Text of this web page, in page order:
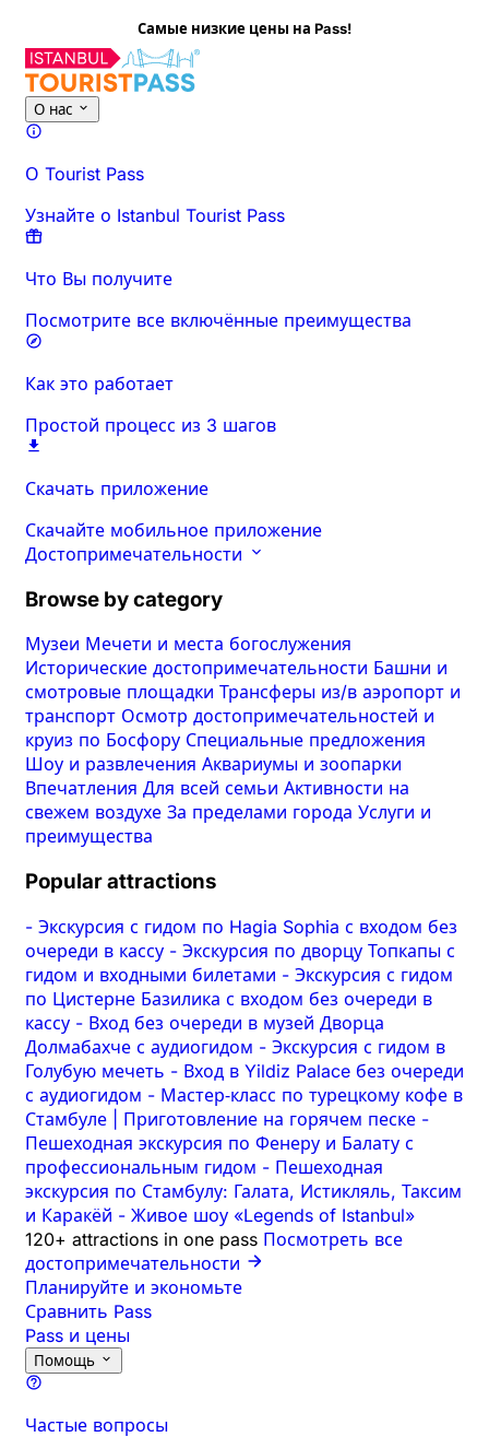
Самые низкие цены на Pass!
О нас
О Tourist Pass
Узнайте о Istanbul Tourist Pass
Что Вы получите
Посмотрите все включённые преимущества
Как это работает
Простой процесс из 3 шагов
Скачать приложение
Скачайте мобильное приложение
Достопримечательности
Browse by category
Музеи Мечети и места богослужения
Исторические достопримечательности Башни и
смотровые площадки Трансферы из/в аэропорт и
транспорт Осмотр достопримечательностей и
круиз по Босфору Специальные предложения
Шоу и развлечения Аквариумы и зоопарки
Впечатления Для всей семьи Активности на
свежем воздухе За пределами города Услуги и
преимущества
Popular attractions
- Экскурсия с гидом по Hagia Sophia с входом без
очереди в кассу - Экскурсия по дворцу Топкапы с
гидом и входными билетами - Экскурсия с гидом
по Цистерне Базилика с входом без очереди в
кассу - Вход без очереди в музей Дворца
Долмабахче с аудиогидом - Экскурсия с гидом в
Голубую мечеть - Вход в Yildiz Palace без очереди
с аудиогидом - Мастер‑класс по турецкому кофе в
Стамбуле | Приготовление на горячем песке -
Пешеходная экскурсия по Фенеру и Балату с
профессиональным гидом - Пешеходная
экскурсия по Стамбулу: Галата, Истикляль, Таксим
и Каракёй - Живое шоу «Legends of Istanbul»
120+ attractions in one pass Посмотреть все
достопримечательности
Планируйте и экономьте
Сравнить Pass
Pass и цены
Помощь
Частые вопросы